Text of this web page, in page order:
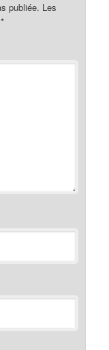
publiée. Les
*